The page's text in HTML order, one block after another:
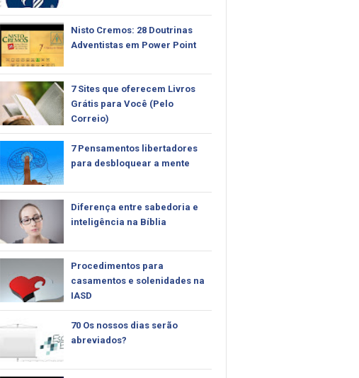
Nisto Cremos: 28 Doutrinas
Adventistas em Power Point
7 Sites que oferecem Livros
Grátis para Você (Pelo
Correio)
7 Pensamentos libertadores
para desbloquear a mente
Diferença entre sabedoria e
inteligência na Bíblia
Procedimentos para
casamentos e solenidades na
IASD
70 Os nossos dias serão
abreviados?